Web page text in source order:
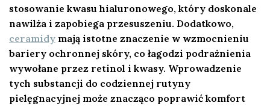
stosowanie kwasu hialuronowego, który doskonale
nawilża i zapobiega przesuszeniu. Dodatkowo,
ceramidy mają istotne znaczenie w wzmocnieniu
bariery ochronnej skóry, co łagodzi podrażnienia
wywołane przez retinol i kwasy. Wprowadzenie
tych substancji do codziennej rutyny
pielęgnacyjnej może znacząco poprawić komfort